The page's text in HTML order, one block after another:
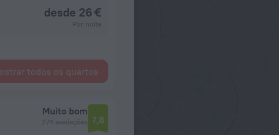
desde 26 €
todos os quartos
Muito bom
274 avaliações 7,8